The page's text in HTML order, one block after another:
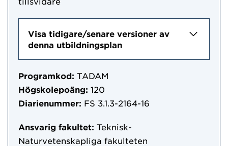
Visa tidigare/senare versioner av
denna utbildningsplan
Programkod: TADAM
Högskolepoäng: 120
Diarienummer: FS 3.1.3-2164-16
Ansvarig fakultet: Teknisk-
Naturvetenskapliga fakulteten